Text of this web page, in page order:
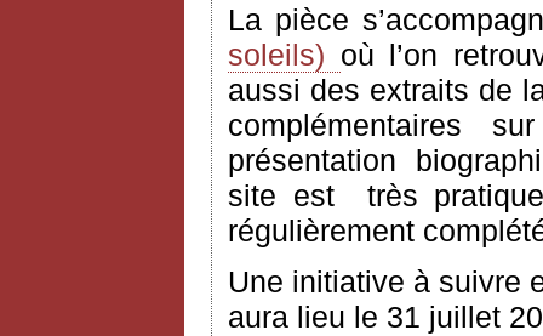
La pièce
soleils) où l’on
aussi des extraits de
complémentaires
présentation
site est très
régulièrement
Une initiative à suivre
aura lieu le 31 juillet